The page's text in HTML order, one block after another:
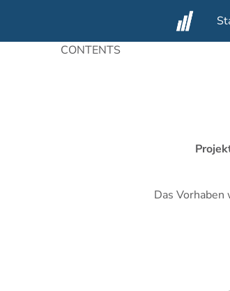
content
CONTENTS
Das